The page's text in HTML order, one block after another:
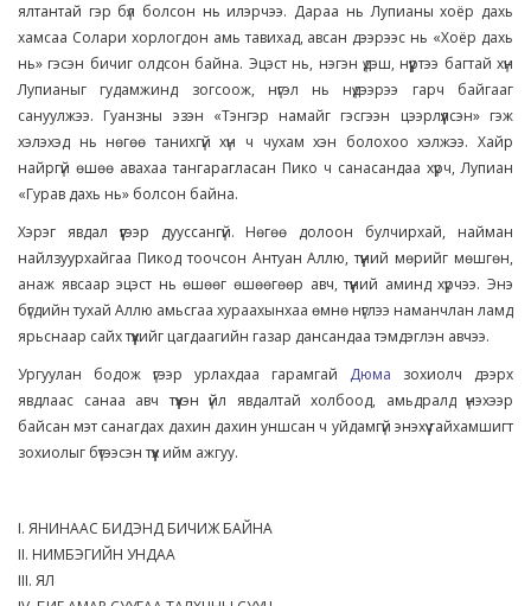
ялтантай гэр бүл болсон нь илэрчээ. Дараа нь Лупианы хоёр дахь
хамсаа Солари хорлогдон амь тавихад, авсан дээрээс нь «Хоёр дахь
нь» гэсэн бичиг олдсон байна. Эцэст нь, нэгэн үдэш, нүүртээ багтай хүн
Лупианыг гудамжинд зогсоож, нүгэл нь нүдээрээ гарч байгааг
сануулжээ. Гуанзны эзэн «Тэнгэр намайг гэсгээн цээрлүүлсэн» гэж
хэлэхэд нь нөгөө танихгүй хүн ч чухам хэн болохоо хэлжээ. Хайр
найргүй өшөө авахаа тангарагласан Пико ч санасандаа хүрч, Лупиан
«Гурав дахь нь» болсон байна.
Хэрэг явдал үүгээр дууссангүй. Нөгөө долоон булчирхай, найман
найлзуурхайгаа Пикод тоочсон Антуан Аллю, түүний мөрийг мөшгөн,
анаж явсаар эцэст нь өшөөг өшөөгөөр авч, түүний аминд хүрчээ. Энэ
бүгдийн тухай Аллю амьсгаа хураахынхаа өмнө нүглээ наманчлан ламд
ярьснаар сайх түүхийг цагдаагийн газар дансандаа тэмдэглэн авчээ.
Ургуулан бодож үгээр урлахдаа гарамгай Дюма зохиолч дээрх
явдлаас санаа авч түүхэн үйл явдалтай холбоод, амьдралд үнэхээр
байсан мэт санагдах дахин дахин уншсан ч уйдамгүй энэхүү гайхамшигт
зохиолыг бүтээсэн түүх ийм ажгуу.
I. ЯНИНААС БИДЭНД БИЧИЖ БАЙНА
II. НИМБЭГИЙН УНДАА
III. ЯЛ